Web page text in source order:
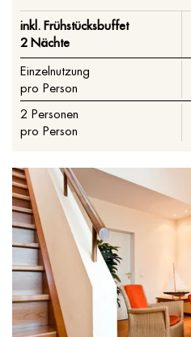
inkl. Frühstücksbuffet
2 Nächte
Einzelnutzung
pro Person
2 Personen
pro Person